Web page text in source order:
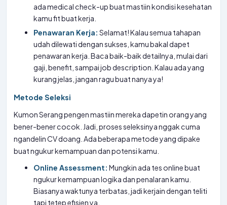
ada medical check-up buat mastiin kondisi kesehatan
kamu fit buat kerja.
Penawaran Kerja: Selamat! Kalau semua tahapan
udah dilewati dengan sukses, kamu bakal dapet
penawaran kerja. Baca baik-baik detailnya, mulai dari
gaji, benefit, sampai job description. Kalau ada yang
kurang jelas, jangan ragu buat nanya ya!
Metode Seleksi
Kumon Serang pengen mastiin mereka dapetin orang yang
bener-bener cocok. Jadi, proses seleksinya nggak cuma
ngandelin CV doang. Ada beberapa metode yang dipake
buat ngukur kemampuan dan potensi kamu.
Online Assessment: Mungkin ada tes online buat
ngukur kemampuan logika dan penalaran kamu.
Biasanya waktunya terbatas, jadi kerjain dengan teliti
tapi tetep efisien ya.